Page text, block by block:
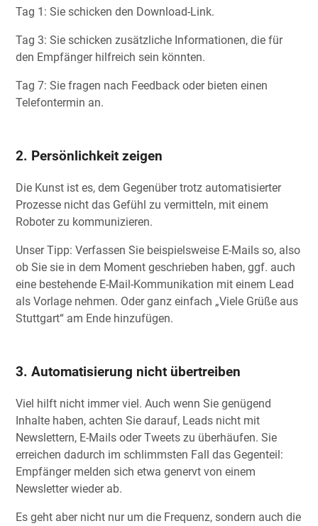
Tag 1: Sie schicken den Download-Link.
Tag 3: Sie schicken zusätzliche Informationen, die für
den Empfänger hilfreich sein könnten.
Tag 7: Sie fragen nach Feedback oder bieten einen
Telefontermin an.
2. Persönlichkeit zeigen
Die Kunst ist es, dem Gegenüber trotz automatisierter
Prozesse nicht das Gefühl zu vermitteln, mit einem
Roboter zu kommunizieren.
Unser Tipp: Verfassen Sie beispielsweise E-Mails so, also
ob Sie sie in dem Moment geschrieben haben, ggf. auch
eine bestehende E-Mail-Kommunikation mit einem Lead
als Vorlage nehmen. Oder ganz einfach „Viele Grüße aus
Stuttgart“ am Ende hinzufügen.
3. Automatisierung nicht übertreiben
Viel hilft nicht immer viel. Auch wenn Sie genügend
Inhalte haben, achten Sie darauf, Leads nicht mit
Newslettern, E-Mails oder Tweets zu überhäufen. Sie
erreichen dadurch im schlimmsten Fall das Gegenteil:
Empfänger melden sich etwa genervt von einem
Newsletter wieder ab.
Es geht aber nicht nur um die Frequenz, sondern auch die